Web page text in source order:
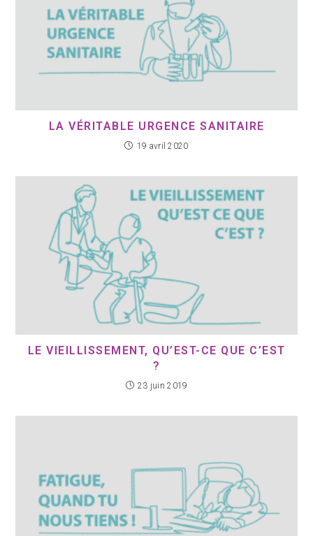
LA VÉRITABLE URGENCE SANITAIRE
19 avril 2020
LE VIEILLISSEMENT, QU’EST-CE QUE C’EST
?
23 juin 2019